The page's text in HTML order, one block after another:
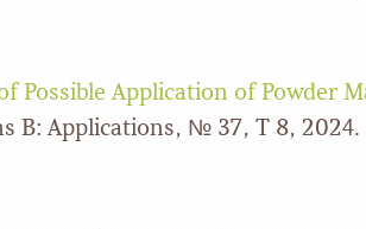
Possible Application of Powder
B: Applications, № 37, Т 8, 2024.